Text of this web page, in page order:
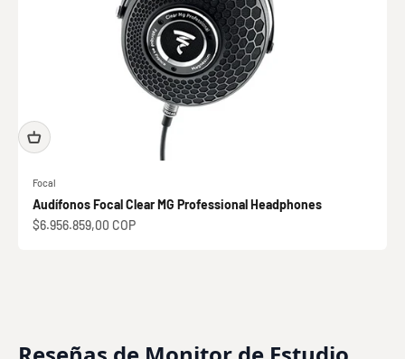
Focal
Audífonos Focal Clear MG Professional Headphones
Precio de oferta
$6.956.859,00 COP